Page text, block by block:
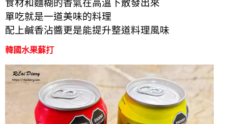
食材和麵糊的香氣在高溫下散發出來
單吃就是一道美味的料理
配上鹹香沾醬更是能提升整道料理風味
韓國水果蘇打